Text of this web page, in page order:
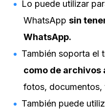
Lo puede utilizar
WhatsApp sin
WhatsApp.
También soporta el
como de archivos
fotos, documentos,
También puede